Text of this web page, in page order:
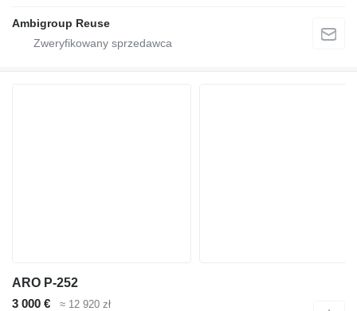
Ambigroup Reuse
ARO P-252
3 000 €
≈ 12 920 zł